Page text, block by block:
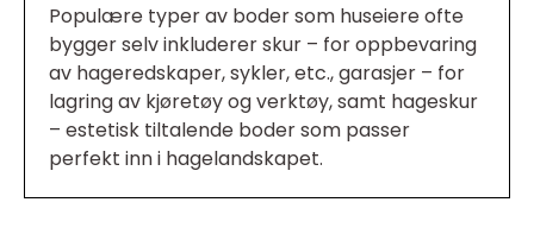
Populære typer av boder som huseiere ofte
bygger selv inkluderer skur – for oppbevaring
av hageredskaper, sykler, etc., garasjer – for
lagring av kjøretøy og verktøy, samt hageskur
– estetisk tiltalende boder som passer
perfekt inn i hagelandskapet.